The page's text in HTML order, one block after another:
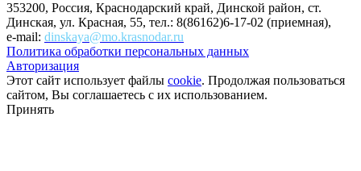
353200, Россия, Краснодарский край, Динской район, ст.
Динская, ул. Красная, 55, тел.: 8(86162)6-17-02 (приемная),
e-mail: dinskaya@mo.krasnodar.ru
Политика обработки персональных данных
Авторизация
Этот сайт использует файлы cookie. Продолжая пользоваться
сайтом, Вы соглашаетесь с их использованием.
Принять